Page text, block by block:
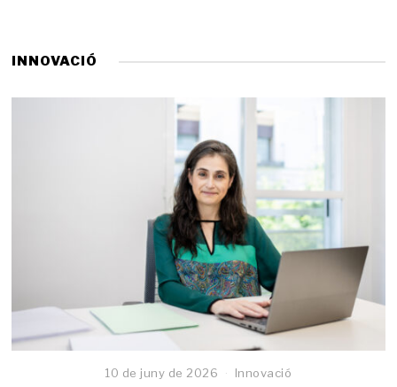
INNOVACIÓ
10 de juny de 2026 Innovació